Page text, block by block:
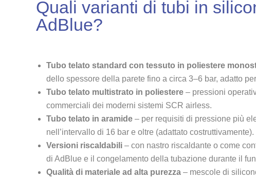
Quali varianti di tubi in
AdBlue?
Tubo telato standard con tessuto in poliestere
dello spessore della parete fino a circa 3–6 bar, adatto
Tubo telato multistrato in poliestere – pressioni
commerciali dei moderni sistemi SCR airless.
Tubo telato in aramide – per requisiti di pressione più
nell’intervallo di 16 bar e oltre (adattato costruttivamente).
Versioni riscaldabili – con nastro riscaldante o come
di AdBlue e il congelamento della tubazione durante il
Qualità di materiale ad alta purezza – mescole di